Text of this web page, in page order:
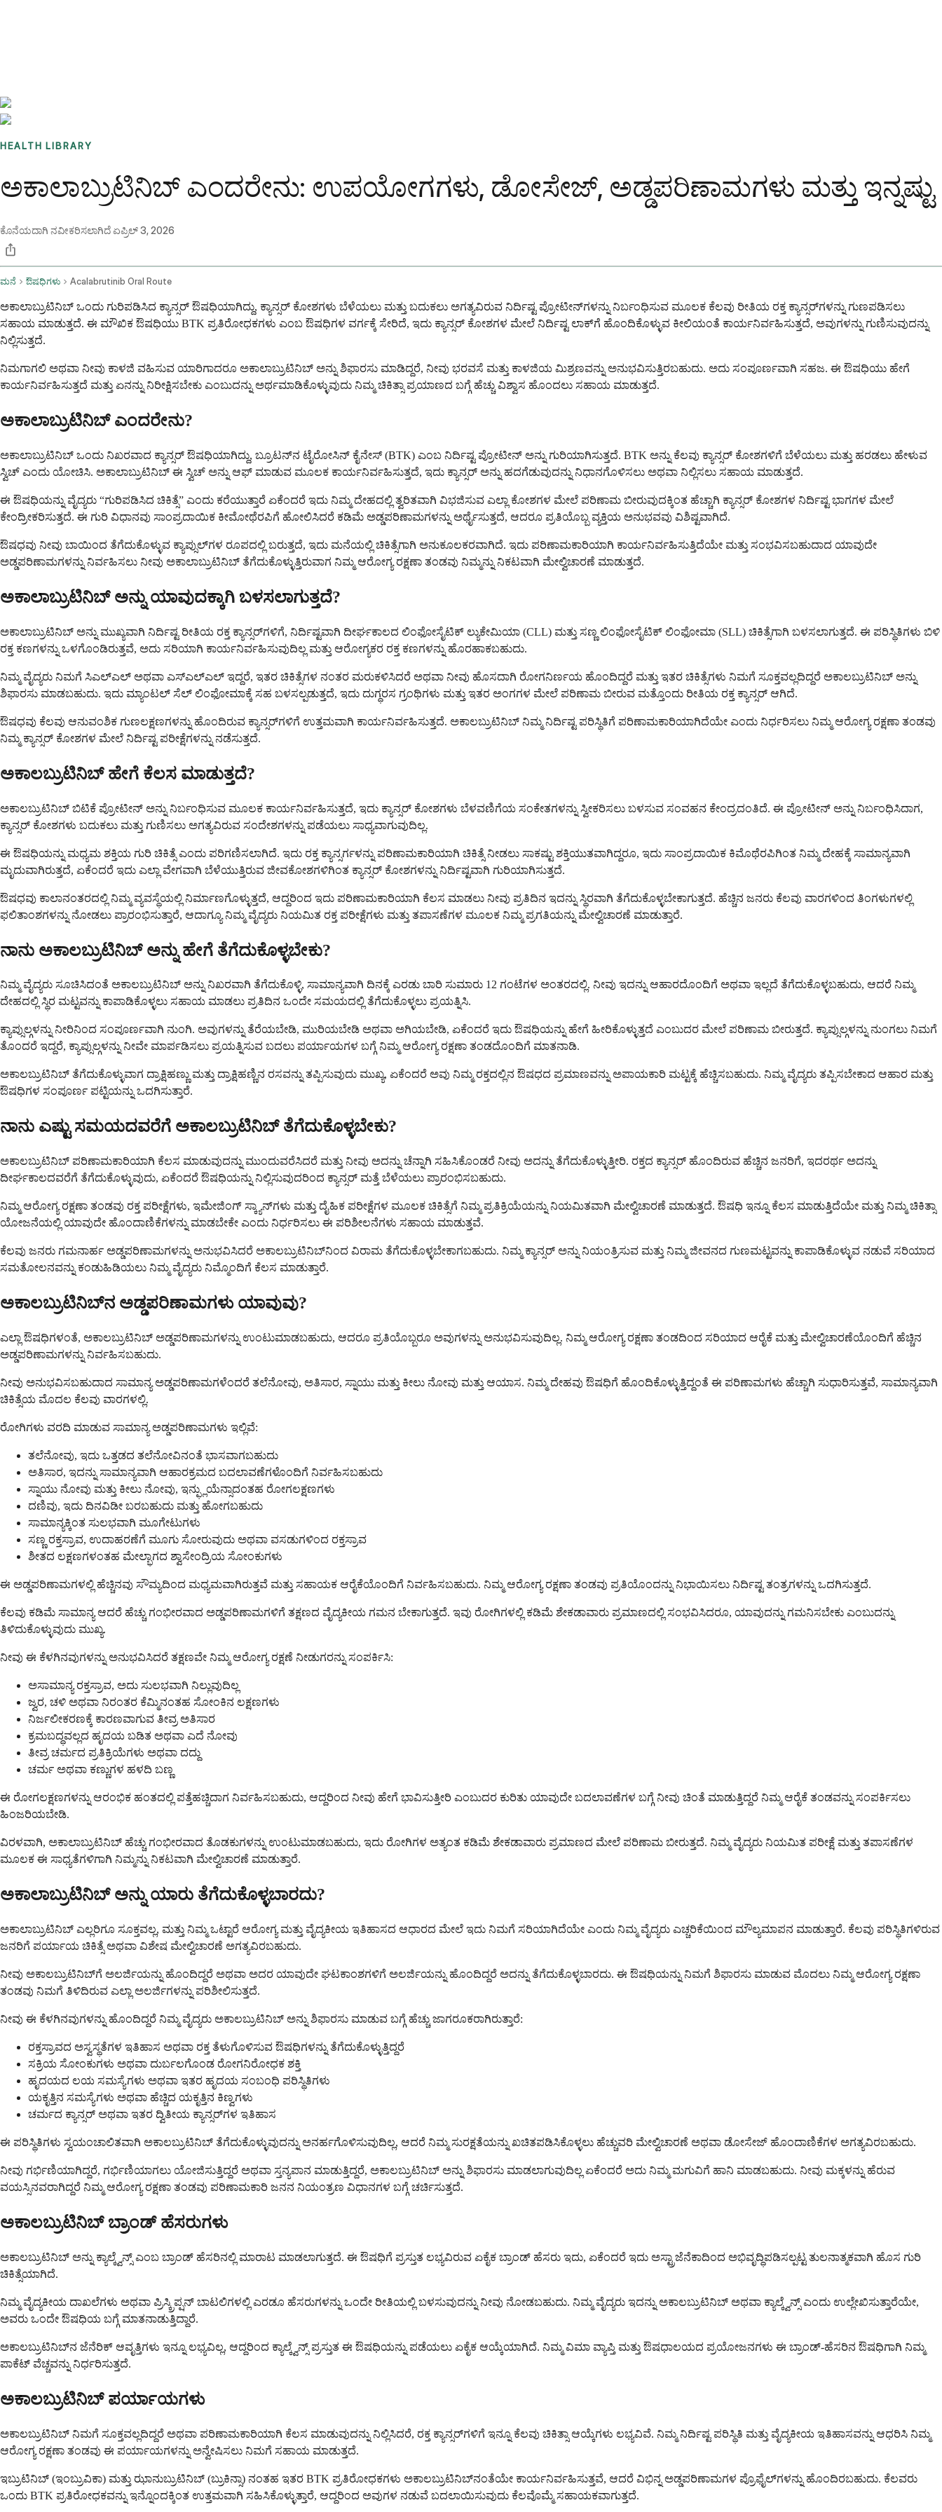
HEALTH LIBRARY
ಅಕಾಲಾಬ್ರುಟಿನಿಬ್ ಎಂದರೇನು: ಉಪಯೋಗಗಳು, ಡೋಸೇಜ್, ಅಡ್ಡಪರಿಣಾಮಗಳು ಮತ್ತು ಇನ್ನಷ್ಟು
ಕೊನೆಯದಾಗಿ ನವೀಕರಿಸಲಾಗಿದೆಏಪ್ರಿಲ್ 3, 2026
ಮನೆ ಔಷಧಿಗಳು Acalabrutinib Oral Route
ಅಕಾಲಾಬ್ರುಟಿನಿಬ್ ಒಂದು ಗುರಿಪಡಿಸಿದ ಕ್ಯಾನ್ಸರ್ ಔಷಧಿಯಾಗಿದ್ದು, ಕ್ಯಾನ್ಸರ್ ಕೋಶಗಳು ಬೆಳೆಯಲು ಮತ್ತು ಬದುಕಲು ಅಗತ್ಯವಿರುವ ನಿರ್ದಿಷ್ಟ ಪ್ರೋಟೀನ್‌ಗಳನ್ನು ನಿರ್ಬಂಧಿಸುವ ಮೂಲಕ ಕೆಲವು ರೀತಿಯ ರಕ್ತ ಕ್ಯಾನ್ಸರ್‌ಗಳನ್ನು ಗುಣಪಡಿಸಲು
ಸಹಾಯ ಮಾಡುತ್ತದೆ. ಈ ಮೌಖಿಕ ಔಷಧಿಯು BTK ಪ್ರತಿರೋಧಕಗಳು ಎಂಬ ಔಷಧಿಗಳ ವರ್ಗಕ್ಕೆ ಸೇರಿದೆ, ಇದು ಕ್ಯಾನ್ಸರ್ ಕೋಶಗಳ ಮೇಲೆ ನಿರ್ದಿಷ್ಟ ಲಾಕ್‌ಗೆ ಹೊಂದಿಕೊಳ್ಳುವ ಕೀಲಿಯಂತೆ ಕಾರ್ಯನಿರ್ವಹಿಸುತ್ತದೆ, ಅವುಗಳನ್ನು ಗುಣಿಸುವುದನ್ನು
ನಿಲ್ಲಿಸುತ್ತದೆ.
ನಿಮಗಾಗಲಿ ಅಥವಾ ನೀವು ಕಾಳಜಿ ವಹಿಸುವ ಯಾರಿಗಾದರೂ ಅಕಾಲಾಬ್ರುಟಿನಿಬ್ ಅನ್ನು ಶಿಫಾರಸು ಮಾಡಿದ್ದರೆ, ನೀವು ಭರವಸೆ ಮತ್ತು ಕಾಳಜಿಯ ಮಿಶ್ರಣವನ್ನು ಅನುಭವಿಸುತ್ತಿರಬಹುದು. ಅದು ಸಂಪೂರ್ಣವಾಗಿ ಸಹಜ. ಈ ಔಷಧಿಯು ಹೇಗೆ
ಕಾರ್ಯನಿರ್ವಹಿಸುತ್ತದೆ ಮತ್ತು ಏನನ್ನು ನಿರೀಕ್ಷಿಸಬೇಕು ಎಂಬುದನ್ನು ಅರ್ಥಮಾಡಿಕೊಳ್ಳುವುದು ನಿಮ್ಮ ಚಿಕಿತ್ಸಾ ಪ್ರಯಾಣದ ಬಗ್ಗೆ ಹೆಚ್ಚು ವಿಶ್ವಾಸ ಹೊಂದಲು ಸಹಾಯ ಮಾಡುತ್ತದೆ.
ಅಕಾಲಾಬ್ರುಟಿನಿಬ್ ಎಂದರೇನು?
ಅಕಾಲಾಬ್ರುಟಿನಿಬ್ ಒಂದು ನಿಖರವಾದ ಕ್ಯಾನ್ಸರ್ ಔಷಧಿಯಾಗಿದ್ದು, ಬ್ರೂಟನ್‌ನ ಟೈರೋಸಿನ್ ಕೈನೇಸ್ (BTK) ಎಂಬ ನಿರ್ದಿಷ್ಟ ಪ್ರೋಟೀನ್ ಅನ್ನು ಗುರಿಯಾಗಿಸುತ್ತದೆ. BTK ಅನ್ನು ಕೆಲವು ಕ್ಯಾನ್ಸರ್ ಕೋಶಗಳಿಗೆ ಬೆಳೆಯಲು ಮತ್ತು ಹರಡಲು ಹೇಳುವ
ಸ್ವಿಚ್ ಎಂದು ಯೋಚಿಸಿ. ಅಕಾಲಾಬ್ರುಟಿನಿಬ್ ಈ ಸ್ವಿಚ್ ಅನ್ನು ಆಫ್ ಮಾಡುವ ಮೂಲಕ ಕಾರ್ಯನಿರ್ವಹಿಸುತ್ತದೆ, ಇದು ಕ್ಯಾನ್ಸರ್ ಅನ್ನು ಹದಗೆಡುವುದನ್ನು ನಿಧಾನಗೊಳಿಸಲು ಅಥವಾ ನಿಲ್ಲಿಸಲು ಸಹಾಯ ಮಾಡುತ್ತದೆ.
ಈ ಔಷಧಿಯನ್ನು ವೈದ್ಯರು “ಗುರಿಪಡಿಸಿದ ಚಿಕಿತ್ಸೆ” ಎಂದು ಕರೆಯುತ್ತಾರೆ ಏಕೆಂದರೆ ಇದು ನಿಮ್ಮ ದೇಹದಲ್ಲಿ ತ್ವರಿತವಾಗಿ ವಿಭಜಿಸುವ ಎಲ್ಲಾ ಕೋಶಗಳ ಮೇಲೆ ಪರಿಣಾಮ ಬೀರುವುದಕ್ಕಿಂತ ಹೆಚ್ಚಾಗಿ ಕ್ಯಾನ್ಸರ್ ಕೋಶಗಳ ನಿರ್ದಿಷ್ಟ ಭಾಗಗಳ ಮೇಲೆ
ಕೇಂದ್ರೀಕರಿಸುತ್ತದೆ. ಈ ಗುರಿ ವಿಧಾನವು ಸಾಂಪ್ರದಾಯಿಕ ಕೀಮೋಥೆರಪಿಗೆ ಹೋಲಿಸಿದರೆ ಕಡಿಮೆ ಅಡ್ಡಪರಿಣಾಮಗಳನ್ನು ಅರ್ಥೈಸುತ್ತದೆ, ಆದರೂ ಪ್ರತಿಯೊಬ್ಬ ವ್ಯಕ್ತಿಯ ಅನುಭವವು ವಿಶಿಷ್ಟವಾಗಿದೆ.
ಔಷಧವು ನೀವು ಬಾಯಿಂದ ತೆಗೆದುಕೊಳ್ಳುವ ಕ್ಯಾಪ್ಸುಲ್‌ಗಳ ರೂಪದಲ್ಲಿ ಬರುತ್ತದೆ, ಇದು ಮನೆಯಲ್ಲಿ ಚಿಕಿತ್ಸೆಗಾಗಿ ಅನುಕೂಲಕರವಾಗಿದೆ. ಇದು ಪರಿಣಾಮಕಾರಿಯಾಗಿ ಕಾರ್ಯನಿರ್ವಹಿಸುತ್ತಿದೆಯೇ ಮತ್ತು ಸಂಭವಿಸಬಹುದಾದ ಯಾವುದೇ
ಅಡ್ಡಪರಿಣಾಮಗಳನ್ನು ನಿರ್ವಹಿಸಲು ನೀವು ಅಕಾಲಾಬ್ರುಟಿನಿಬ್ ತೆಗೆದುಕೊಳ್ಳುತ್ತಿರುವಾಗ ನಿಮ್ಮ ಆರೋಗ್ಯ ರಕ್ಷಣಾ ತಂಡವು ನಿಮ್ಮನ್ನು ನಿಕಟವಾಗಿ ಮೇಲ್ವಿಚಾರಣೆ ಮಾಡುತ್ತದೆ.
ಅಕಾಲಾಬ್ರುಟಿನಿಬ್ ಅನ್ನು ಯಾವುದಕ್ಕಾಗಿ ಬಳಸಲಾಗುತ್ತದೆ?
ಅಕಾಲಾಬ್ರುಟಿನಿಬ್ ಅನ್ನು ಮುಖ್ಯವಾಗಿ ನಿರ್ದಿಷ್ಟ ರೀತಿಯ ರಕ್ತ ಕ್ಯಾನ್ಸರ್‌ಗಳಿಗೆ, ನಿರ್ದಿಷ್ಟವಾಗಿ ದೀರ್ಘಕಾಲದ ಲಿಂಫೋಸೈಟಿಕ್ ಲ್ಯುಕೇಮಿಯಾ (CLL) ಮತ್ತು ಸಣ್ಣ ಲಿಂಫೋಸೈಟಿಕ್ ಲಿಂಫೋಮಾ (SLL) ಚಿಕಿತ್ಸೆಗಾಗಿ ಬಳಸಲಾಗುತ್ತದೆ. ಈ ಪರಿಸ್ಥಿತಿಗಳು ಬಿಳಿ
ರಕ್ತ ಕಣಗಳನ್ನು ಒಳಗೊಂಡಿರುತ್ತವೆ, ಅದು ಸರಿಯಾಗಿ ಕಾರ್ಯನಿರ್ವಹಿಸುವುದಿಲ್ಲ ಮತ್ತು ಆರೋಗ್ಯಕರ ರಕ್ತ ಕಣಗಳನ್ನು ಹೊರಹಾಕಬಹುದು.
ನಿಮ್ಮ ವೈದ್ಯರು ನಿಮಗೆ ಸಿಎಲ್‌ಎಲ್ ಅಥವಾ ಎಸ್‌ಎಲ್‌ಎಲ್ ಇದ್ದರೆ, ಇತರ ಚಿಕಿತ್ಸೆಗಳ ನಂತರ ಮರುಕಳಿಸಿದರೆ ಅಥವಾ ನೀವು ಹೊಸದಾಗಿ ರೋಗನಿರ್ಣಯ ಹೊಂದಿದ್ದರೆ ಮತ್ತು ಇತರ ಚಿಕಿತ್ಸೆಗಳು ನಿಮಗೆ ಸೂಕ್ತವಲ್ಲದಿದ್ದರೆ ಅಕಾಲಬ್ರುಟಿನಿಬ್ ಅನ್ನು
ಶಿಫಾರಸು ಮಾಡಬಹುದು. ಇದು ಮ್ಯಾಂಟಲ್ ಸೆಲ್ ಲಿಂಫೋಮಾಕ್ಕೆ ಸಹ ಬಳಸಲ್ಪಡುತ್ತದೆ, ಇದು ದುಗ್ಧರಸ ಗ್ರಂಥಿಗಳು ಮತ್ತು ಇತರ ಅಂಗಗಳ ಮೇಲೆ ಪರಿಣಾಮ ಬೀರುವ ಮತ್ತೊಂದು ರೀತಿಯ ರಕ್ತ ಕ್ಯಾನ್ಸರ್ ಆಗಿದೆ.
ಔಷಧವು ಕೆಲವು ಆನುವಂಶಿಕ ಗುಣಲಕ್ಷಣಗಳನ್ನು ಹೊಂದಿರುವ ಕ್ಯಾನ್ಸರ್‌ಗಳಿಗೆ ಉತ್ತಮವಾಗಿ ಕಾರ್ಯನಿರ್ವಹಿಸುತ್ತದೆ. ಅಕಾಲಬ್ರುಟಿನಿಬ್ ನಿಮ್ಮ ನಿರ್ದಿಷ್ಟ ಪರಿಸ್ಥಿತಿಗೆ ಪರಿಣಾಮಕಾರಿಯಾಗಿದೆಯೇ ಎಂದು ನಿರ್ಧರಿಸಲು ನಿಮ್ಮ ಆರೋಗ್ಯ ರಕ್ಷಣಾ ತಂಡವು
ನಿಮ್ಮ ಕ್ಯಾನ್ಸರ್ ಕೋಶಗಳ ಮೇಲೆ ನಿರ್ದಿಷ್ಟ ಪರೀಕ್ಷೆಗಳನ್ನು ನಡೆಸುತ್ತದೆ.
ಅಕಾಲಬ್ರುಟಿನಿಬ್ ಹೇಗೆ ಕೆಲಸ ಮಾಡುತ್ತದೆ?
ಅಕಾಲಬ್ರುಟಿನಿಬ್ ಬಿಟಿಕೆ ಪ್ರೋಟೀನ್ ಅನ್ನು ನಿರ್ಬಂಧಿಸುವ ಮೂಲಕ ಕಾರ್ಯನಿರ್ವಹಿಸುತ್ತದೆ, ಇದು ಕ್ಯಾನ್ಸರ್ ಕೋಶಗಳು ಬೆಳವಣಿಗೆಯ ಸಂಕೇತಗಳನ್ನು ಸ್ವೀಕರಿಸಲು ಬಳಸುವ ಸಂವಹನ ಕೇಂದ್ರದಂತಿದೆ. ಈ ಪ್ರೋಟೀನ್ ಅನ್ನು ನಿರ್ಬಂಧಿಸಿದಾಗ,
ಕ್ಯಾನ್ಸರ್ ಕೋಶಗಳು ಬದುಕಲು ಮತ್ತು ಗುಣಿಸಲು ಅಗತ್ಯವಿರುವ ಸಂದೇಶಗಳನ್ನು ಪಡೆಯಲು ಸಾಧ್ಯವಾಗುವುದಿಲ್ಲ.
ಈ ಔಷಧಿಯನ್ನು ಮಧ್ಯಮ ಶಕ್ತಿಯ ಗುರಿ ಚಿಕಿತ್ಸೆ ಎಂದು ಪರಿಗಣಿಸಲಾಗಿದೆ. ಇದು ರಕ್ತ ಕ್ಯಾನ್ಸರ್ಗಳನ್ನು ಪರಿಣಾಮಕಾರಿಯಾಗಿ ಚಿಕಿತ್ಸೆ ನೀಡಲು ಸಾಕಷ್ಟು ಶಕ್ತಿಯುತವಾಗಿದ್ದರೂ, ಇದು ಸಾಂಪ್ರದಾಯಿಕ ಕಿಮೊಥೆರಪಿಗಿಂತ ನಿಮ್ಮ ದೇಹಕ್ಕೆ ಸಾಮಾನ್ಯವಾಗಿ
ಮೃದುವಾಗಿರುತ್ತದೆ, ಏಕೆಂದರೆ ಇದು ಎಲ್ಲಾ ವೇಗವಾಗಿ ಬೆಳೆಯುತ್ತಿರುವ ಜೀವಕೋಶಗಳಿಗಿಂತ ಕ್ಯಾನ್ಸರ್ ಕೋಶಗಳನ್ನು ನಿರ್ದಿಷ್ಟವಾಗಿ ಗುರಿಯಾಗಿಸುತ್ತದೆ.
ಔಷಧವು ಕಾಲಾನಂತರದಲ್ಲಿ ನಿಮ್ಮ ವ್ಯವಸ್ಥೆಯಲ್ಲಿ ನಿರ್ಮಾಣಗೊಳ್ಳುತ್ತದೆ, ಆದ್ದರಿಂದ ಇದು ಪರಿಣಾಮಕಾರಿಯಾಗಿ ಕೆಲಸ ಮಾಡಲು ನೀವು ಪ್ರತಿದಿನ ಇದನ್ನು ಸ್ಥಿರವಾಗಿ ತೆಗೆದುಕೊಳ್ಳಬೇಕಾಗುತ್ತದೆ. ಹೆಚ್ಚಿನ ಜನರು ಕೆಲವು ವಾರಗಳಿಂದ ತಿಂಗಳುಗಳಲ್ಲಿ
ಫಲಿತಾಂಶಗಳನ್ನು ನೋಡಲು ಪ್ರಾರಂಭಿಸುತ್ತಾರೆ, ಆದಾಗ್ಯೂ ನಿಮ್ಮ ವೈದ್ಯರು ನಿಯಮಿತ ರಕ್ತ ಪರೀಕ್ಷೆಗಳು ಮತ್ತು ತಪಾಸಣೆಗಳ ಮೂಲಕ ನಿಮ್ಮ ಪ್ರಗತಿಯನ್ನು ಮೇಲ್ವಿಚಾರಣೆ ಮಾಡುತ್ತಾರೆ.
ನಾನು ಅಕಾಲಬ್ರುಟಿನಿಬ್ ಅನ್ನು ಹೇಗೆ ತೆಗೆದುಕೊಳ್ಳಬೇಕು?
ನಿಮ್ಮ ವೈದ್ಯರು ಸೂಚಿಸಿದಂತೆ ಅಕಾಲಬ್ರುಟಿನಿಬ್ ಅನ್ನು ನಿಖರವಾಗಿ ತೆಗೆದುಕೊಳ್ಳಿ, ಸಾಮಾನ್ಯವಾಗಿ ದಿನಕ್ಕೆ ಎರಡು ಬಾರಿ ಸುಮಾರು 12 ಗಂಟೆಗಳ ಅಂತರದಲ್ಲಿ. ನೀವು ಇದನ್ನು ಆಹಾರದೊಂದಿಗೆ ಅಥವಾ ಇಲ್ಲದೆ ತೆಗೆದುಕೊಳ್ಳಬಹುದು, ಆದರೆ ನಿಮ್ಮ
ದೇಹದಲ್ಲಿ ಸ್ಥಿರ ಮಟ್ಟವನ್ನು ಕಾಪಾಡಿಕೊಳ್ಳಲು ಸಹಾಯ ಮಾಡಲು ಪ್ರತಿದಿನ ಒಂದೇ ಸಮಯದಲ್ಲಿ ತೆಗೆದುಕೊಳ್ಳಲು ಪ್ರಯತ್ನಿಸಿ.
ಕ್ಯಾಪ್ಸುಲ್ಗಳನ್ನು ನೀರಿನಿಂದ ಸಂಪೂರ್ಣವಾಗಿ ನುಂಗಿ. ಅವುಗಳನ್ನು ತೆರೆಯಬೇಡಿ, ಮುರಿಯಬೇಡಿ ಅಥವಾ ಅಗಿಯಬೇಡಿ, ಏಕೆಂದರೆ ಇದು ಔಷಧಿಯನ್ನು ಹೇಗೆ ಹೀರಿಕೊಳ್ಳುತ್ತದೆ ಎಂಬುದರ ಮೇಲೆ ಪರಿಣಾಮ ಬೀರುತ್ತದೆ. ಕ್ಯಾಪ್ಸುಲ್ಗಳನ್ನು ನುಂಗಲು ನಿಮಗೆ
ತೊಂದರೆ ಇದ್ದರೆ, ಕ್ಯಾಪ್ಸುಲ್ಗಳನ್ನು ನೀವೇ ಮಾರ್ಪಡಿಸಲು ಪ್ರಯತ್ನಿಸುವ ಬದಲು ಪರ್ಯಾಯಗಳ ಬಗ್ಗೆ ನಿಮ್ಮ ಆರೋಗ್ಯ ರಕ್ಷಣಾ ತಂಡದೊಂದಿಗೆ ಮಾತನಾಡಿ.
ಅಕಾಲಬ್ರುಟಿನಿಬ್ ತೆಗೆದುಕೊಳ್ಳುವಾಗ ದ್ರಾಕ್ಷಿಹಣ್ಣು ಮತ್ತು ದ್ರಾಕ್ಷಿಹಣ್ಣಿನ ರಸವನ್ನು ತಪ್ಪಿಸುವುದು ಮುಖ್ಯ, ಏಕೆಂದರೆ ಅವು ನಿಮ್ಮ ರಕ್ತದಲ್ಲಿನ ಔಷಧದ ಪ್ರಮಾಣವನ್ನು ಅಪಾಯಕಾರಿ ಮಟ್ಟಕ್ಕೆ ಹೆಚ್ಚಿಸಬಹುದು. ನಿಮ್ಮ ವೈದ್ಯರು ತಪ್ಪಿಸಬೇಕಾದ ಆಹಾರ ಮತ್ತು
ಔಷಧಿಗಳ ಸಂಪೂರ್ಣ ಪಟ್ಟಿಯನ್ನು ಒದಗಿಸುತ್ತಾರೆ.
ನಾನು ಎಷ್ಟು ಸಮಯದವರೆಗೆ ಅಕಾಲಬ್ರುಟಿನಿಬ್ ತೆಗೆದುಕೊಳ್ಳಬೇಕು?
ಅಕಾಲಬ್ರುಟಿನಿಬ್ ಪರಿಣಾಮಕಾರಿಯಾಗಿ ಕೆಲಸ ಮಾಡುವುದನ್ನು ಮುಂದುವರೆಸಿದರೆ ಮತ್ತು ನೀವು ಅದನ್ನು ಚೆನ್ನಾಗಿ ಸಹಿಸಿಕೊಂಡರೆ ನೀವು ಅದನ್ನು ತೆಗೆದುಕೊಳ್ಳುತ್ತೀರಿ. ರಕ್ತದ ಕ್ಯಾನ್ಸರ್ ಹೊಂದಿರುವ ಹೆಚ್ಚಿನ ಜನರಿಗೆ, ಇದರರ್ಥ ಅದನ್ನು
ದೀರ್ಘಕಾಲದವರೆಗೆ ತೆಗೆದುಕೊಳ್ಳುವುದು, ಏಕೆಂದರೆ ಔಷಧಿಯನ್ನು ನಿಲ್ಲಿಸುವುದರಿಂದ ಕ್ಯಾನ್ಸರ್ ಮತ್ತೆ ಬೆಳೆಯಲು ಪ್ರಾರಂಭಿಸಬಹುದು.
ನಿಮ್ಮ ಆರೋಗ್ಯ ರಕ್ಷಣಾ ತಂಡವು ರಕ್ತ ಪರೀಕ್ಷೆಗಳು, ಇಮೇಜಿಂಗ್ ಸ್ಕ್ಯಾನ್‌ಗಳು ಮತ್ತು ದೈಹಿಕ ಪರೀಕ್ಷೆಗಳ ಮೂಲಕ ಚಿಕಿತ್ಸೆಗೆ ನಿಮ್ಮ ಪ್ರತಿಕ್ರಿಯೆಯನ್ನು ನಿಯಮಿತವಾಗಿ ಮೇಲ್ವಿಚಾರಣೆ ಮಾಡುತ್ತದೆ. ಔಷಧಿ ಇನ್ನೂ ಕೆಲಸ ಮಾಡುತ್ತಿದೆಯೇ ಮತ್ತು ನಿಮ್ಮ ಚಿಕಿತ್ಸಾ
ಯೋಜನೆಯಲ್ಲಿ ಯಾವುದೇ ಹೊಂದಾಣಿಕೆಗಳನ್ನು ಮಾಡಬೇಕೇ ಎಂದು ನಿರ್ಧರಿಸಲು ಈ ಪರಿಶೀಲನೆಗಳು ಸಹಾಯ ಮಾಡುತ್ತವೆ.
ಕೆಲವು ಜನರು ಗಮನಾರ್ಹ ಅಡ್ಡಪರಿಣಾಮಗಳನ್ನು ಅನುಭವಿಸಿದರೆ ಅಕಾಲಬ್ರುಟಿನಿಬ್‌ನಿಂದ ವಿರಾಮ ತೆಗೆದುಕೊಳ್ಳಬೇಕಾಗಬಹುದು. ನಿಮ್ಮ ಕ್ಯಾನ್ಸರ್ ಅನ್ನು ನಿಯಂತ್ರಿಸುವ ಮತ್ತು ನಿಮ್ಮ ಜೀವನದ ಗುಣಮಟ್ಟವನ್ನು ಕಾಪಾಡಿಕೊಳ್ಳುವ ನಡುವೆ ಸರಿಯಾದ
ಸಮತೋಲನವನ್ನು ಕಂಡುಹಿಡಿಯಲು ನಿಮ್ಮ ವೈದ್ಯರು ನಿಮ್ಮೊಂದಿಗೆ ಕೆಲಸ ಮಾಡುತ್ತಾರೆ.
ಅಕಾಲಬ್ರುಟಿನಿಬ್‌ನ ಅಡ್ಡಪರಿಣಾಮಗಳು ಯಾವುವು?
ಎಲ್ಲಾ ಔಷಧಿಗಳಂತೆ, ಅಕಾಲಬ್ರುಟಿನಿಬ್ ಅಡ್ಡಪರಿಣಾಮಗಳನ್ನು ಉಂಟುಮಾಡಬಹುದು, ಆದರೂ ಪ್ರತಿಯೊಬ್ಬರೂ ಅವುಗಳನ್ನು ಅನುಭವಿಸುವುದಿಲ್ಲ. ನಿಮ್ಮ ಆರೋಗ್ಯ ರಕ್ಷಣಾ ತಂಡದಿಂದ ಸರಿಯಾದ ಆರೈಕೆ ಮತ್ತು ಮೇಲ್ವಿಚಾರಣೆಯೊಂದಿಗೆ ಹೆಚ್ಚಿನ
ಅಡ್ಡಪರಿಣಾಮಗಳನ್ನು ನಿರ್ವಹಿಸಬಹುದು.
ನೀವು ಅನುಭವಿಸಬಹುದಾದ ಸಾಮಾನ್ಯ ಅಡ್ಡಪರಿಣಾಮಗಳೆಂದರೆ ತಲೆನೋವು, ಅತಿಸಾರ, ಸ್ನಾಯು ಮತ್ತು ಕೀಲು ನೋವು ಮತ್ತು ಆಯಾಸ. ನಿಮ್ಮ ದೇಹವು ಔಷಧಿಗೆ ಹೊಂದಿಕೊಳ್ಳುತ್ತಿದ್ದಂತೆ ಈ ಪರಿಣಾಮಗಳು ಹೆಚ್ಚಾಗಿ ಸುಧಾರಿಸುತ್ತವೆ, ಸಾಮಾನ್ಯವಾಗಿ
ಚಿಕಿತ್ಸೆಯ ಮೊದಲ ಕೆಲವು ವಾರಗಳಲ್ಲಿ.
ರೋಗಿಗಳು ವರದಿ ಮಾಡುವ ಸಾಮಾನ್ಯ ಅಡ್ಡಪರಿಣಾಮಗಳು ಇಲ್ಲಿವೆ:
ತಲೆನೋವು, ಇದು ಒತ್ತಡದ ತಲೆನೋವಿನಂತೆ ಭಾಸವಾಗಬಹುದು
ಅತಿಸಾರ, ಇದನ್ನು ಸಾಮಾನ್ಯವಾಗಿ ಆಹಾರಕ್ರಮದ ಬದಲಾವಣೆಗಳೊಂದಿಗೆ ನಿರ್ವಹಿಸಬಹುದು
ಸ್ನಾಯು ನೋವು ಮತ್ತು ಕೀಲು ನೋವು, ಇನ್ಫ್ಲುಯೆನ್ಸಾದಂತಹ ರೋಗಲಕ್ಷಣಗಳು
ದಣಿವು, ಇದು ದಿನವಿಡೀ ಬರಬಹುದು ಮತ್ತು ಹೋಗಬಹುದು
ಸಾಮಾನ್ಯಕ್ಕಿಂತ ಸುಲಭವಾಗಿ ಮೂಗೇಟುಗಳು
ಸಣ್ಣ ರಕ್ತಸ್ರಾವ, ಉದಾಹರಣೆಗೆ ಮೂಗು ಸೋರುವುದು ಅಥವಾ ವಸಡುಗಳಿಂದ ರಕ್ತಸ್ರಾವ
ಶೀತದ ಲಕ್ಷಣಗಳಂತಹ ಮೇಲ್ಭಾಗದ ಶ್ವಾಸೇಂದ್ರಿಯ ಸೋಂಕುಗಳು
ಈ ಅಡ್ಡಪರಿಣಾಮಗಳಲ್ಲಿ ಹೆಚ್ಚಿನವು ಸೌಮ್ಯದಿಂದ ಮಧ್ಯಮವಾಗಿರುತ್ತವೆ ಮತ್ತು ಸಹಾಯಕ ಆರೈಕೆಯೊಂದಿಗೆ ನಿರ್ವಹಿಸಬಹುದು. ನಿಮ್ಮ ಆರೋಗ್ಯ ರಕ್ಷಣಾ ತಂಡವು ಪ್ರತಿಯೊಂದನ್ನು ನಿಭಾಯಿಸಲು ನಿರ್ದಿಷ್ಟ ತಂತ್ರಗಳನ್ನು ಒದಗಿಸುತ್ತದೆ.
ಕೆಲವು ಕಡಿಮೆ ಸಾಮಾನ್ಯ ಆದರೆ ಹೆಚ್ಚು ಗಂಭೀರವಾದ ಅಡ್ಡಪರಿಣಾಮಗಳಿಗೆ ತಕ್ಷಣದ ವೈದ್ಯಕೀಯ ಗಮನ ಬೇಕಾಗುತ್ತದೆ. ಇವು ರೋಗಿಗಳಲ್ಲಿ ಕಡಿಮೆ ಶೇಕಡಾವಾರು ಪ್ರಮಾಣದಲ್ಲಿ ಸಂಭವಿಸಿದರೂ, ಯಾವುದನ್ನು ಗಮನಿಸಬೇಕು ಎಂಬುದನ್ನು
ತಿಳಿದುಕೊಳ್ಳುವುದು ಮುಖ್ಯ.
ನೀವು ಈ ಕೆಳಗಿನವುಗಳನ್ನು ಅನುಭವಿಸಿದರೆ ತಕ್ಷಣವೇ ನಿಮ್ಮ ಆರೋಗ್ಯ ರಕ್ಷಣೆ ನೀಡುಗರನ್ನು ಸಂಪರ್ಕಿಸಿ:
ಅಸಾಮಾನ್ಯ ರಕ್ತಸ್ರಾವ, ಅದು ಸುಲಭವಾಗಿ ನಿಲ್ಲುವುದಿಲ್ಲ
ಜ್ವರ, ಚಳಿ ಅಥವಾ ನಿರಂತರ ಕೆಮ್ಮಿನಂತಹ ಸೋಂಕಿನ ಲಕ್ಷಣಗಳು
ನಿರ್ಜಲೀಕರಣಕ್ಕೆ ಕಾರಣವಾಗುವ ತೀವ್ರ ಅತಿಸಾರ
ಕ್ರಮಬದ್ಧವಲ್ಲದ ಹೃದಯ ಬಡಿತ ಅಥವಾ ಎದೆ ನೋವು
ತೀವ್ರ ಚರ್ಮದ ಪ್ರತಿಕ್ರಿಯೆಗಳು ಅಥವಾ ದದ್ದು
ಚರ್ಮ ಅಥವಾ ಕಣ್ಣುಗಳ ಹಳದಿ ಬಣ್ಣ
ಈ ರೋಗಲಕ್ಷಣಗಳನ್ನು ಆರಂಭಿಕ ಹಂತದಲ್ಲಿ ಪತ್ತೆಹಚ್ಚಿದಾಗ ನಿರ್ವಹಿಸಬಹುದು, ಆದ್ದರಿಂದ ನೀವು ಹೇಗೆ ಭಾವಿಸುತ್ತೀರಿ ಎಂಬುದರ ಕುರಿತು ಯಾವುದೇ ಬದಲಾವಣೆಗಳ ಬಗ್ಗೆ ನೀವು ಚಿಂತೆ ಮಾಡುತ್ತಿದ್ದರೆ ನಿಮ್ಮ ಆರೈಕೆ ತಂಡವನ್ನು ಸಂಪರ್ಕಿಸಲು
ಹಿಂಜರಿಯಬೇಡಿ.
ವಿರಳವಾಗಿ, ಅಕಾಲಾಬ್ರುಟಿನಿಬ್ ಹೆಚ್ಚು ಗಂಭೀರವಾದ ತೊಡಕುಗಳನ್ನು ಉಂಟುಮಾಡಬಹುದು, ಇದು ರೋಗಿಗಳ ಅತ್ಯಂತ ಕಡಿಮೆ ಶೇಕಡಾವಾರು ಪ್ರಮಾಣದ ಮೇಲೆ ಪರಿಣಾಮ ಬೀರುತ್ತದೆ. ನಿಮ್ಮ ವೈದ್ಯರು ನಿಯಮಿತ ಪರೀಕ್ಷೆ ಮತ್ತು ತಪಾಸಣೆಗಳ
ಮೂಲಕ ಈ ಸಾಧ್ಯತೆಗಳಿಗಾಗಿ ನಿಮ್ಮನ್ನು ನಿಕಟವಾಗಿ ಮೇಲ್ವಿಚಾರಣೆ ಮಾಡುತ್ತಾರೆ.
ಅಕಾಲಾಬ್ರುಟಿನಿಬ್ ಅನ್ನು ಯಾರು ತೆಗೆದುಕೊಳ್ಳಬಾರದು?
ಅಕಾಲಾಬ್ರುಟಿನಿಬ್ ಎಲ್ಲರಿಗೂ ಸೂಕ್ತವಲ್ಲ, ಮತ್ತು ನಿಮ್ಮ ಒಟ್ಟಾರೆ ಆರೋಗ್ಯ ಮತ್ತು ವೈದ್ಯಕೀಯ ಇತಿಹಾಸದ ಆಧಾರದ ಮೇಲೆ ಇದು ನಿಮಗೆ ಸರಿಯಾಗಿದೆಯೇ ಎಂದು ನಿಮ್ಮ ವೈದ್ಯರು ಎಚ್ಚರಿಕೆಯಿಂದ ಮೌಲ್ಯಮಾಪನ ಮಾಡುತ್ತಾರೆ. ಕೆಲವು ಪರಿಸ್ಥಿತಿಗಳಿರುವ
ಜನರಿಗೆ ಪರ್ಯಾಯ ಚಿಕಿತ್ಸೆ ಅಥವಾ ವಿಶೇಷ ಮೇಲ್ವಿಚಾರಣೆ ಅಗತ್ಯವಿರಬಹುದು.
ನೀವು ಅಕಾಲಬ್ರುಟಿನಿಬ್‌ಗೆ ಅಲರ್ಜಿಯನ್ನು ಹೊಂದಿದ್ದರೆ ಅಥವಾ ಅದರ ಯಾವುದೇ ಘಟಕಾಂಶಗಳಿಗೆ ಅಲರ್ಜಿಯನ್ನು ಹೊಂದಿದ್ದರೆ ಅದನ್ನು ತೆಗೆದುಕೊಳ್ಳಬಾರದು. ಈ ಔಷಧಿಯನ್ನು ನಿಮಗೆ ಶಿಫಾರಸು ಮಾಡುವ ಮೊದಲು ನಿಮ್ಮ ಆರೋಗ್ಯ ರಕ್ಷಣಾ
ತಂಡವು ನಿಮಗೆ ತಿಳಿದಿರುವ ಎಲ್ಲಾ ಅಲರ್ಜಿಗಳನ್ನು ಪರಿಶೀಲಿಸುತ್ತದೆ.
ನೀವು ಈ ಕೆಳಗಿನವುಗಳನ್ನು ಹೊಂದಿದ್ದರೆ ನಿಮ್ಮ ವೈದ್ಯರು ಅಕಾಲಬ್ರುಟಿನಿಬ್ ಅನ್ನು ಶಿಫಾರಸು ಮಾಡುವ ಬಗ್ಗೆ ಹೆಚ್ಚು ಜಾಗರೂಕರಾಗಿರುತ್ತಾರೆ:
ರಕ್ತಸ್ರಾವದ ಅಸ್ವಸ್ಥತೆಗಳ ಇತಿಹಾಸ ಅಥವಾ ರಕ್ತ ತೆಳುಗೊಳಿಸುವ ಔಷಧಿಗಳನ್ನು ತೆಗೆದುಕೊಳ್ಳುತ್ತಿದ್ದರೆ
ಸಕ್ರಿಯ ಸೋಂಕುಗಳು ಅಥವಾ ದುರ್ಬಲಗೊಂಡ ರೋಗನಿರೋಧಕ ಶಕ್ತಿ
ಹೃದಯದ ಲಯ ಸಮಸ್ಯೆಗಳು ಅಥವಾ ಇತರ ಹೃದಯ ಸಂಬಂಧಿ ಪರಿಸ್ಥಿತಿಗಳು
ಯಕೃತ್ತಿನ ಸಮಸ್ಯೆಗಳು ಅಥವಾ ಹೆಚ್ಚಿದ ಯಕೃತ್ತಿನ ಕಿಣ್ವಗಳು
ಚರ್ಮದ ಕ್ಯಾನ್ಸರ್ ಅಥವಾ ಇತರ ದ್ವಿತೀಯ ಕ್ಯಾನ್ಸರ್‌ಗಳ ಇತಿಹಾಸ
ಈ ಪರಿಸ್ಥಿತಿಗಳು ಸ್ವಯಂಚಾಲಿತವಾಗಿ ಅಕಾಲಬ್ರುಟಿನಿಬ್ ತೆಗೆದುಕೊಳ್ಳುವುದನ್ನು ಅನರ್ಹಗೊಳಿಸುವುದಿಲ್ಲ, ಆದರೆ ನಿಮ್ಮ ಸುರಕ್ಷತೆಯನ್ನು ಖಚಿತಪಡಿಸಿಕೊಳ್ಳಲು ಹೆಚ್ಚುವರಿ ಮೇಲ್ವಿಚಾರಣೆ ಅಥವಾ ಡೋಸೇಜ್ ಹೊಂದಾಣಿಕೆಗಳ ಅಗತ್ಯವಿರಬಹುದು.
ನೀವು ಗರ್ಭಿಣಿಯಾಗಿದ್ದರೆ, ಗರ್ಭಿಣಿಯಾಗಲು ಯೋಜಿಸುತ್ತಿದ್ದರೆ ಅಥವಾ ಸ್ತನ್ಯಪಾನ ಮಾಡುತ್ತಿದ್ದರೆ, ಅಕಾಲಬ್ರುಟಿನಿಬ್ ಅನ್ನು ಶಿಫಾರಸು ಮಾಡಲಾಗುವುದಿಲ್ಲ ಏಕೆಂದರೆ ಅದು ನಿಮ್ಮ ಮಗುವಿಗೆ ಹಾನಿ ಮಾಡಬಹುದು. ನೀವು ಮಕ್ಕಳನ್ನು ಹೆರುವ
ವಯಸ್ಸಿನವರಾಗಿದ್ದರೆ ನಿಮ್ಮ ಆರೋಗ್ಯ ರಕ್ಷಣಾ ತಂಡವು ಪರಿಣಾಮಕಾರಿ ಜನನ ನಿಯಂತ್ರಣ ವಿಧಾನಗಳ ಬಗ್ಗೆ ಚರ್ಚಿಸುತ್ತದೆ.
ಅಕಾಲಬ್ರುಟಿನಿಬ್ ಬ್ರಾಂಡ್ ಹೆಸರುಗಳು
ಅಕಾಲಬ್ರುಟಿನಿಬ್ ಅನ್ನು ಕ್ಯಾಲ್ಕ್ವೆನ್ಸ್ ಎಂಬ ಬ್ರಾಂಡ್ ಹೆಸರಿನಲ್ಲಿ ಮಾರಾಟ ಮಾಡಲಾಗುತ್ತದೆ. ಈ ಔಷಧಿಗೆ ಪ್ರಸ್ತುತ ಲಭ್ಯವಿರುವ ಏಕೈಕ ಬ್ರಾಂಡ್ ಹೆಸರು ಇದು, ಏಕೆಂದರೆ ಇದು ಅಸ್ಟ್ರಾಜೆನೆಕಾದಿಂದ ಅಭಿವೃದ್ಧಿಪಡಿಸಲ್ಪಟ್ಟ ತುಲನಾತ್ಮಕವಾಗಿ ಹೊಸ ಗುರಿ
ಚಿಕಿತ್ಸೆಯಾಗಿದೆ.
ನಿಮ್ಮ ವೈದ್ಯಕೀಯ ದಾಖಲೆಗಳು ಅಥವಾ ಪ್ರಿಸ್ಕ್ರಿಪ್ಷನ್ ಬಾಟಲಿಗಳಲ್ಲಿ ಎರಡೂ ಹೆಸರುಗಳನ್ನು ಒಂದೇ ರೀತಿಯಲ್ಲಿ ಬಳಸುವುದನ್ನು ನೀವು ನೋಡಬಹುದು. ನಿಮ್ಮ ವೈದ್ಯರು ಇದನ್ನು ಅಕಾಲಬ್ರುಟಿನಿಬ್ ಅಥವಾ ಕ್ಯಾಲ್ಕ್ವೆನ್ಸ್ ಎಂದು ಉಲ್ಲೇಖಿಸುತ್ತಾರೆಯೇ,
ಅವರು ಒಂದೇ ಔಷಧಿಯ ಬಗ್ಗೆ ಮಾತನಾಡುತ್ತಿದ್ದಾರೆ.
ಅಕಾಲಬ್ರುಟಿನಿಬ್‌ನ ಜೆನೆರಿಕ್ ಆವೃತ್ತಿಗಳು ಇನ್ನೂ ಲಭ್ಯವಿಲ್ಲ, ಆದ್ದರಿಂದ ಕ್ಯಾಲ್ಕ್ವೆನ್ಸ್ ಪ್ರಸ್ತುತ ಈ ಔಷಧಿಯನ್ನು ಪಡೆಯಲು ಏಕೈಕ ಆಯ್ಕೆಯಾಗಿದೆ. ನಿಮ್ಮ ವಿಮಾ ವ್ಯಾಪ್ತಿ ಮತ್ತು ಔಷಧಾಲಯದ ಪ್ರಯೋಜನಗಳು ಈ ಬ್ರಾಂಡ್-ಹೆಸರಿನ ಔಷಧಿಗಾಗಿ ನಿಮ್ಮ
ಪಾಕೆಟ್ ವೆಚ್ಚವನ್ನು ನಿರ್ಧರಿಸುತ್ತದೆ.
ಅಕಾಲಬ್ರುಟಿನಿಬ್ ಪರ್ಯಾಯಗಳು
ಅಕಾಲಬ್ರುಟಿನಿಬ್ ನಿಮಗೆ ಸೂಕ್ತವಲ್ಲದಿದ್ದರೆ ಅಥವಾ ಪರಿಣಾಮಕಾರಿಯಾಗಿ ಕೆಲಸ ಮಾಡುವುದನ್ನು ನಿಲ್ಲಿಸಿದರೆ, ರಕ್ತ ಕ್ಯಾನ್ಸರ್‌ಗಳಿಗೆ ಇನ್ನೂ ಕೆಲವು ಚಿಕಿತ್ಸಾ ಆಯ್ಕೆಗಳು ಲಭ್ಯವಿವೆ. ನಿಮ್ಮ ನಿರ್ದಿಷ್ಟ ಪರಿಸ್ಥಿತಿ ಮತ್ತು ವೈದ್ಯಕೀಯ ಇತಿಹಾಸವನ್ನು ಆಧರಿಸಿ ನಿಮ್ಮ
ಆರೋಗ್ಯ ರಕ್ಷಣಾ ತಂಡವು ಈ ಪರ್ಯಾಯಗಳನ್ನು ಅನ್ವೇಷಿಸಲು ನಿಮಗೆ ಸಹಾಯ ಮಾಡುತ್ತದೆ.
ಇಬ್ರುಟಿನಿಬ್ (ಇಂಬ್ರುವಿಕಾ) ಮತ್ತು ಝಾನುಬ್ರುಟಿನಿಬ್ (ಬ್ರುಕಿನ್ಸಾ) ನಂತಹ ಇತರ BTK ಪ್ರತಿರೋಧಕಗಳು ಅಕಾಲಬ್ರುಟಿನಿಬ್‌ನಂತೆಯೇ ಕಾರ್ಯನಿರ್ವಹಿಸುತ್ತವೆ, ಆದರೆ ವಿಭಿನ್ನ ಅಡ್ಡಪರಿಣಾಮಗಳ ಪ್ರೊಫೈಲ್‌ಗಳನ್ನು ಹೊಂದಿರಬಹುದು. ಕೆಲವರು
ಒಂದು BTK ಪ್ರತಿರೋಧಕವನ್ನು ಇನ್ನೊಂದಕ್ಕಿಂತ ಉತ್ತಮವಾಗಿ ಸಹಿಸಿಕೊಳ್ಳುತ್ತಾರೆ, ಆದ್ದರಿಂದ ಅವುಗಳ ನಡುವೆ ಬದಲಾಯಿಸುವುದು ಕೆಲವೊಮ್ಮೆ ಸಹಾಯಕವಾಗುತ್ತದೆ.